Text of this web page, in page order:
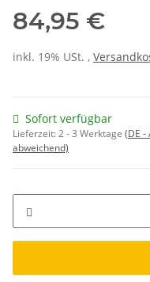
84,95 €
inkl. 19% USt. ,
Sofort verfügbar
Lieferzeit:2 - 3 Werktage (DE -
abweichend)